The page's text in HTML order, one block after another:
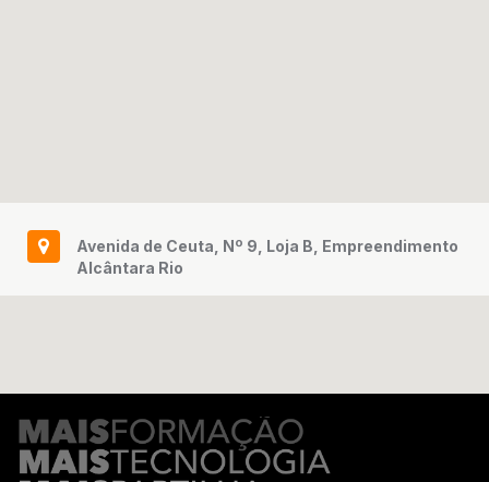
Avenida de Ceuta, Nº 9, Loja B, Empreendimento
Alcântara Rio